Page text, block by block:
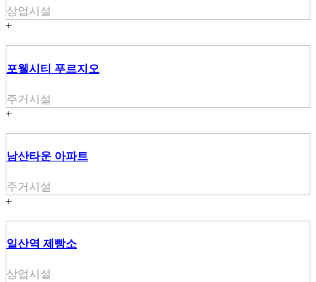
상업시설
+
포웰시티 푸르지오
주거시설
+
남산타운 아파트
주거시설
+
일산역 제빵소
상업시설